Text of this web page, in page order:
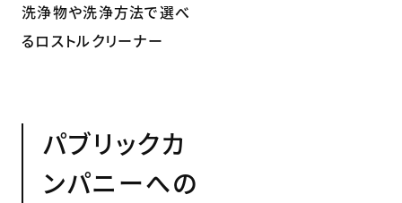
洗浄物や洗浄方法で選べ
るロストルクリーナー
パブリックカ
ンパニーへの